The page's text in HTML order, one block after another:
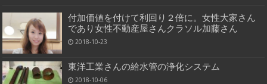
付加価値を付けて利回り２倍に。女性大家さん
であり女性不動産屋さんクラソル加藤さん
2018-10-23
東洋工業さんの給水管の浄化システム
2018-10-06